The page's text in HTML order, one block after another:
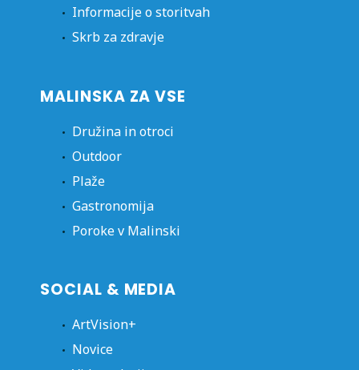
Informacije o storitvah
Skrb za zdravje
MALINSKA ZA VSE
Družina in otroci
Outdoor
Plaže
Gastronomija
Poroke v Malinski
SOCIAL & MEDIA
ArtVision+
Novice